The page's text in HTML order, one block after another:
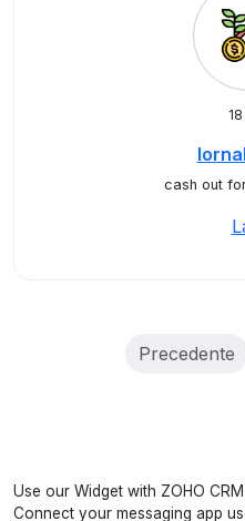
cash out
Precedente
Use our Widget with ZOHO CRM,
Connect your messaging app